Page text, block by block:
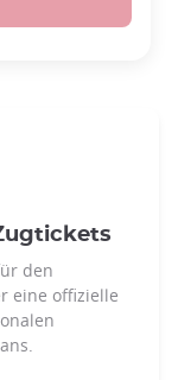
den
eine offizielle